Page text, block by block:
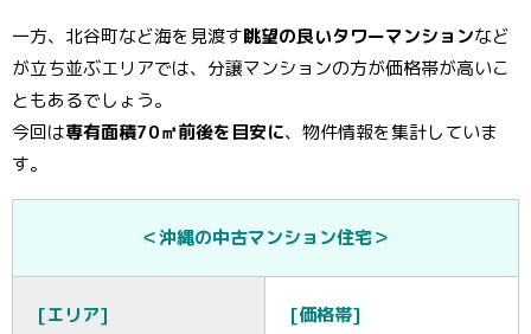
一方、北谷町など海を見渡す眺望の良いタワーマンションなど
が立ち並ぶエリアでは、分譲マンションの方が価格帯が高いこ
ともあるでしょう。
今回は専有面積70㎡前後を目安に、物件情報を集計していま
す。
＜沖縄の中古マンション住宅＞
[エリア] [価格帯]